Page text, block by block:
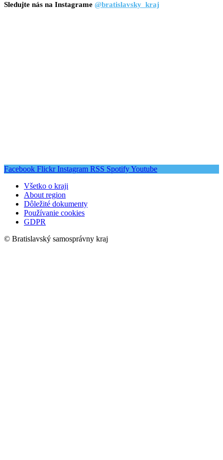
Sledujte nás na Instagrame @bratislavsky_kraj
Facebook Flickr Instagram RSS SpotifyYoutube
Všetko o kraji
About region
Dôležité dokumenty
Používanie cookies
GDPR
© Bratislavský samosprávny kraj